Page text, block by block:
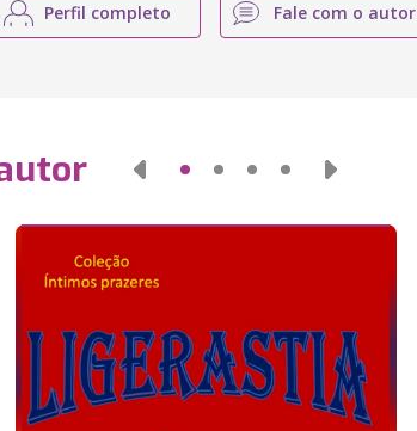
Perfil completo Fale com o autor